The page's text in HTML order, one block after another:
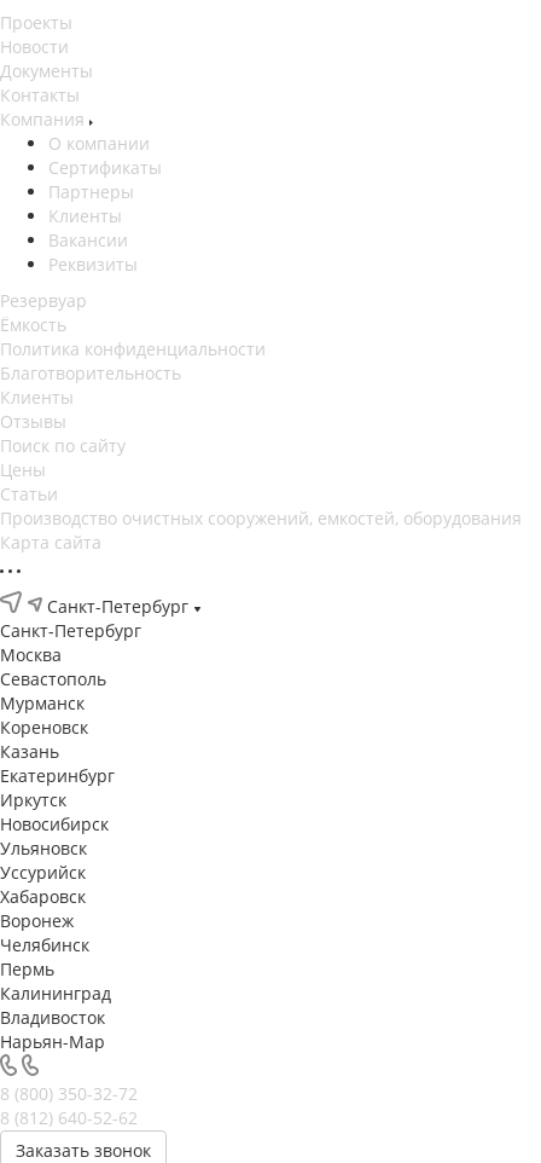
Проекты
Новости
Документы
Контакты
Компания
О компании
Сертификаты
Партнеры
Клиенты
Вакансии
Реквизиты
Резервуар
Ёмкость
Политика конфиденциальности
Благотворительность
Клиенты
Отзывы
Поиск по сайту
Цены
Статьи
Производство очистных сооружений, емкостей, оборудования
Карта сайта
Санкт-Петербург
Санкт-Петербург
Москва
Севастополь
Мурманск
Кореновск
Казань
Екатеринбург
Иркутск
Новосибирск
Ульяновск
Уссурийск
Хабаровск
Воронеж
Челябинск
Пермь
Калининград
Владивосток
Нарьян-Мар
8 (800) 350-32-72
8 (812) 640-52-62
Заказать звонок